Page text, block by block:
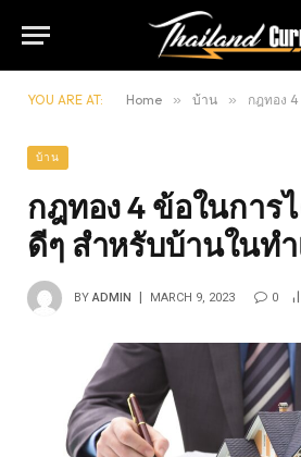
YOU ARE AT: Home » บ้าน » กฎทอง 4 ข้อใ
บ้าน
กฎทอง 4 ข้อในการ
ดีๆ สำหรับบ้านในท
BY ADMIN MARCH 9, 2023 0